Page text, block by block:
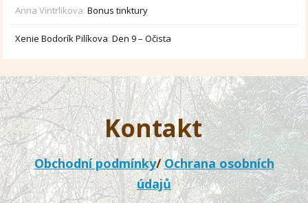
Anna Vintrlikova:Bonus tinktury
Xenie Bodorík Pilíkova:Den 9 – Očista
Kontakt
Obchodní podmínky/Ochrana osobních
údajů